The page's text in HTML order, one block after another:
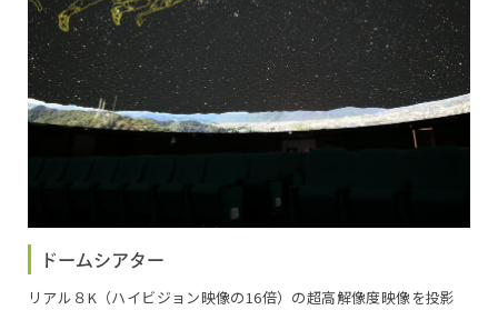
15:00～15:40
シーモンスター
16:00～16:35
ほしぞライブ～解説員による星空案内～
ドームシアター
リアル８K（ハイビジョン映像の16倍）の超高解像度映像を投影